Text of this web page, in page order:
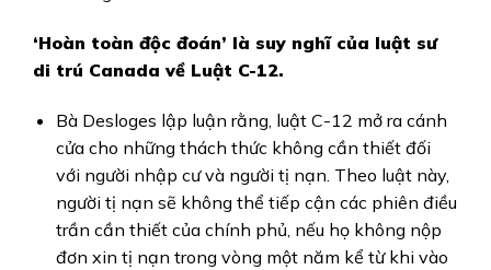
‘Hoàn toàn độc đoán’ là suy nghĩ của luật sư
di trú Canada về Luật C-12.
Bà Desloges lập luận rằng, luật C-12 mở ra cánh
cửa cho những thách thức không cần thiết đối
với người nhập cư và người tị nạn. Theo luật này,
người tị nạn sẽ không thể tiếp cận các phiên điều
trần cần thiết của chính phủ, nếu họ không nộp
đơn xin tị nạn trong vòng một năm kể từ khi vào